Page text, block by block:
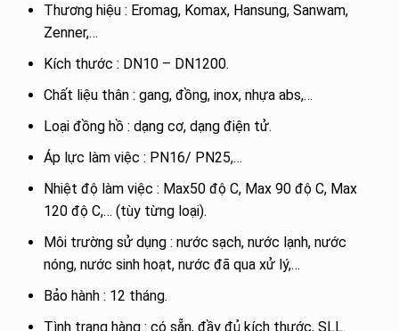
Thương hiệu : Eromag, Komax, Hansung, Sanwam,
Zenner,…
Kích thước : DN10 – DN1200.
Chất liệu thân : gang, đồng, inox, nhựa abs,…
Loại đồng hồ : dạng cơ, dạng điện tử.
Áp lực làm việc : PN16/ PN25,…
Nhiệt độ làm việc : Max50 độ C, Max 90 độ C, Max
120 độ C,… (tùy từng loại).
Môi trường sử dụng : nước sạch, nước lạnh, nước
nóng, nước sinh hoạt, nước đã qua xử lý,…
Bảo hành : 12 tháng.
Tình trạng hàng : có sẵn, đầy đủ kích thước, SLL.